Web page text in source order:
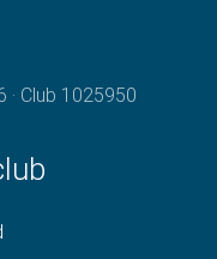
· Club 1025950